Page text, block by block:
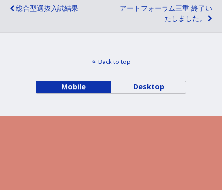
総合型選抜入試結果
アートフォーラム三重 終了い
たしました。
Back to top
Mobile Desktop